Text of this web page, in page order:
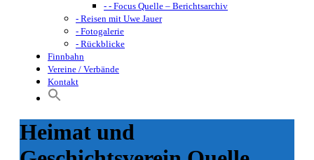
- - Focus Quelle – Berichtsarchiv
- Reisen mit Uwe Jauer
- Fotogalerie
- Rückblicke
Finnbahn
Vereine / Verbände
Kontakt
Heimat und